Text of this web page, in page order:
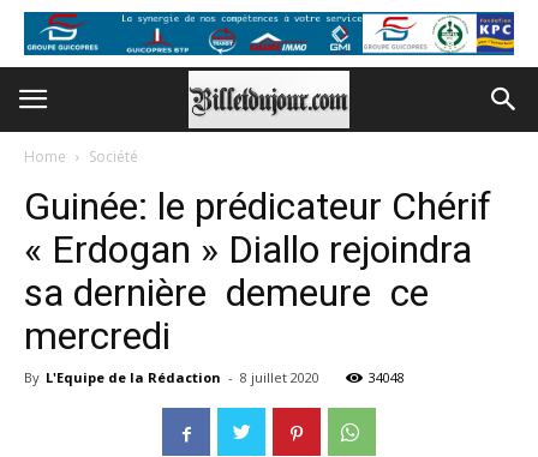
Home Société
Guinée: le prédicateur Chérif
« Erdogan » Diallo rejoindra
sa dernière demeure ce
mercredi
By L'Equipe de la Rédaction - 8 juillet 2020 34048